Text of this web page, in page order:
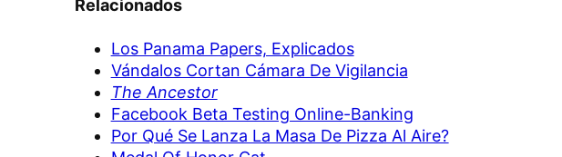
Relacionados
Los Panama Papers, Explicados
Vándalos Cortan Cámara De Vigilancia
The Ancestor
Facebook Beta Testing Online-Banking
Por Qué Se Lanza La Masa De Pizza Al Aire?